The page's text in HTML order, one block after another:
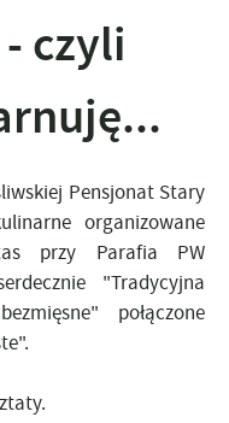
czyli
Pensjonat Stary
organizowane
przy Parafia PW
"Tradycyjna
połączone